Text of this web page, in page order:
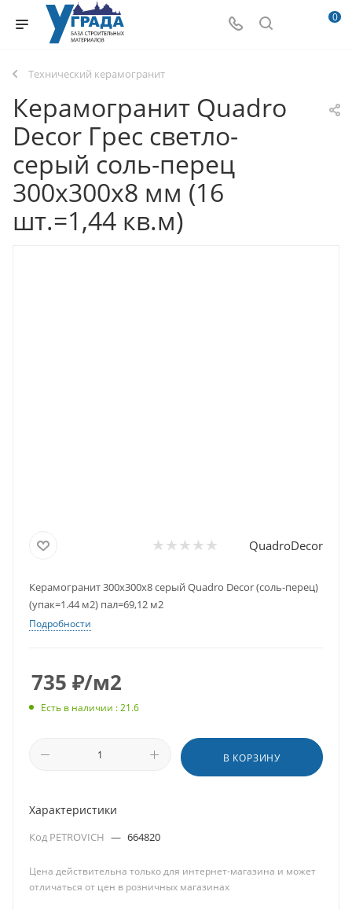
0
Технический керамогранит
Керамогранит Quadro
Decor Грес светло-
серый соль-перец
300х300х8 мм (16
шт.=1,44 кв.м)
QuadroDecor
Керамогранит 300х300х8 серый Quadro Decor (соль-перец)
(упак=1.44 м2) пал=69,12 м2
Подробности
735 ₽/м2
Есть в наличии : 21.6
В КОРЗИНУ
Характеристики
Код PETROVICH — 664820
Цена действительна только для интернет-магазина и может
отличаться от цен в розничных магазинах